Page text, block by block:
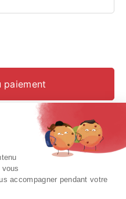
panier
paiement
All rights reserved.
accompagner pendant votre